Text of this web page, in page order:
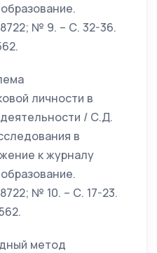
№ 9. – С. 32-36.
личности в
/ С.Д.
в
к журналу
№ 10. – С. 17-23.
метод